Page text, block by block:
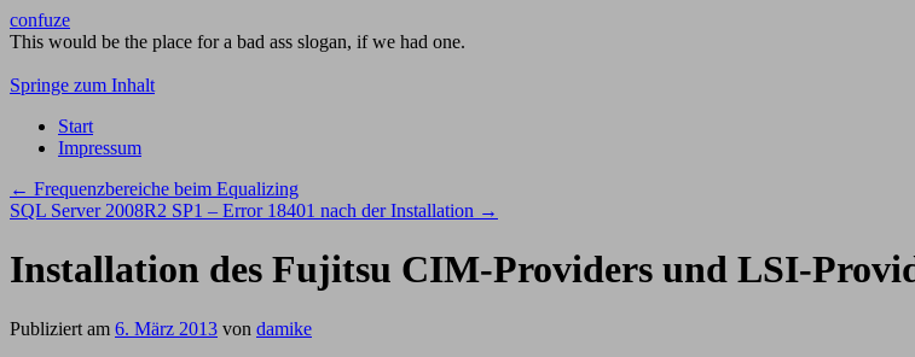
confuze
This would be the place for a bad ass slogan, if we had one.
Springe zum Inhalt
Start
Impressum
← Frequenzbereiche beim Equalizing
SQL Server 2008R2 SP1 – Error 18401 nach der Installation →
Installation des Fujitsu CIM-Providers und LSI-
Publiziert am 6. März 2013 von damike